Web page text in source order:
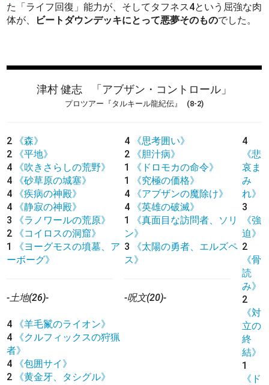
た「ライフ回復」能力が、そしてタフネス4という屈強な肉
体が、
ビートダウンデッキにとって悪夢そのものでした。
津村 健志 「アブザン・コントロール」
プロツアー『タルキール龍紀伝』 (8-2)
2
《森》
2
《平地》
4
《吹きさらしの荒野》
4
《砂草原の城塞》
4
《疾病の神殿》
4
《静寂の神殿》
3
《ラノワールの荒原》
2
《コイロスの洞窟》
1
《ヨーグモスの墳墓、ア
ーボーグ》
-土地(26)-
4
《羊毛鬣のライオン》
4
《クルフィックスの狩猟
者》
4
《包囲サイ》
2
《黄金牙、タシグル》
4
《思考囲い》
2
《胆汁病》
1
《ドロモカの命令》
1
《究極の価格》
4
《アブザンの魔除け》
4
《英雄の破滅》
1
《真面目な訪問者、ソリ
ン》
3
《太陽の勇者、エルズペ
ス》
-呪文(20)-
4
《悲
哀ま
み
れ》
3
《強
迫》
2
《骨
読
み》
2
《対
立の
終
結》
1
《ド